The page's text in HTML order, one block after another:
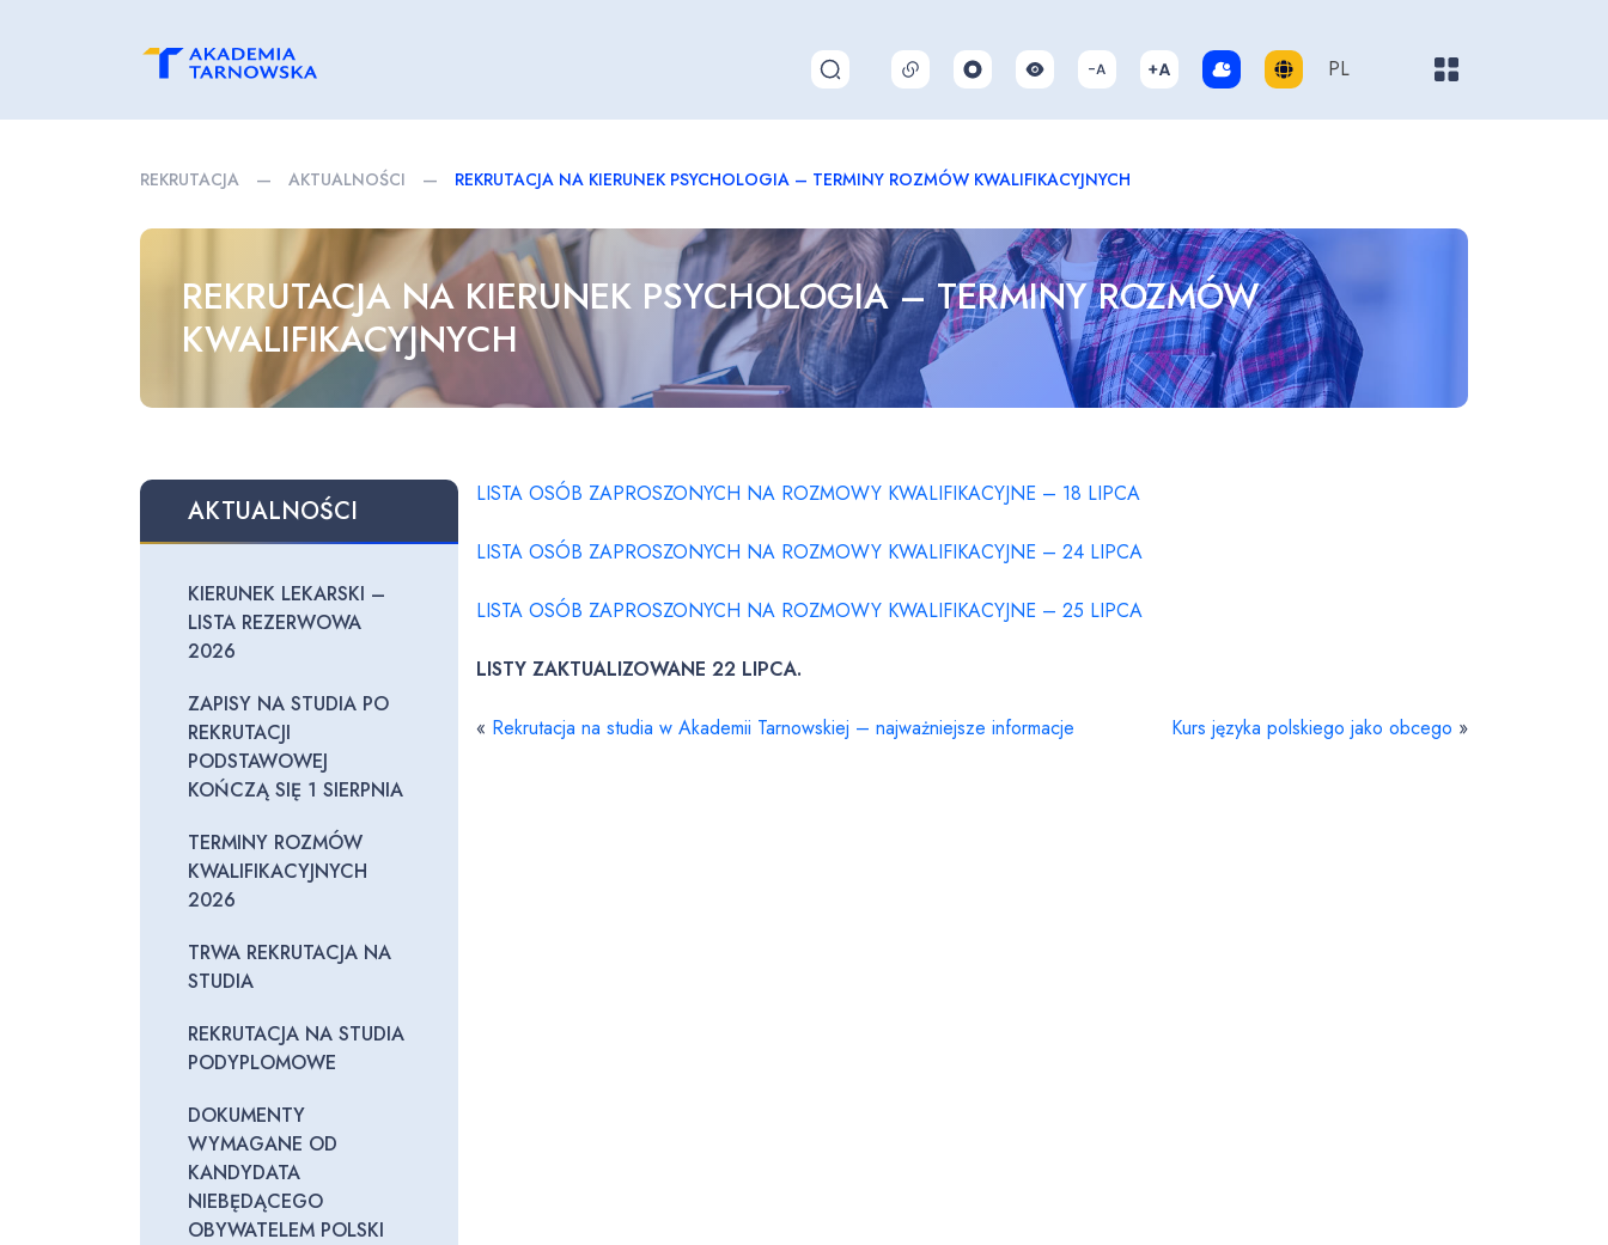
Pokaż/ukryj wyszukiwarkę PL Pokaż/ukryj menu
REKRUTACJA — AKTUALNOŚCI — REKRUTACJA NA KIERUNEK PSYCHOLOGIA – TERMINY ROZMÓW KWALIFIKACYJNYCH
REKRUTACJA NA KIERUNEK PSYCHOLOGIA – TERMINY ROZMÓW
KWALIFIKACYJNYCH
AKTUALNOŚCI
KIERUNEK LEKARSKI –
LISTA REZERWOWA
2026
ZAPISY NA STUDIA PO
REKRUTACJI
PODSTAWOWEJ
KOŃCZĄ SIĘ 1 SIERPNIA
TERMINY ROZMÓW
KWALIFIKACYJNYCH
2026
TRWA REKRUTACJA NA
STUDIA
REKRUTACJA NA STUDIA
PODYPLOMOWE
DOKUMENTY
WYMAGANE OD
KANDYDATA
NIEBĘDĄCEGO
OBYWATELEM POLSKI
LISTA OSÓB ZAPROSZONYCH NA ROZMOWY KWALIFIKACYJNE – 18 LIPCA
LISTA OSÓB ZAPROSZONYCH NA ROZMOWY KWALIFIKACYJNE – 24 LIPCA
LISTA OSÓB ZAPROSZONYCH NA ROZMOWY KWALIFIKACYJNE – 25 LIPCA
LISTY ZAKTUALIZOWANE 22 LIPCA.
« Rekrutacja na studia w Akademii Tarnowskiej – najważniejsze informacje Kurs języka polskiego jako obcego »